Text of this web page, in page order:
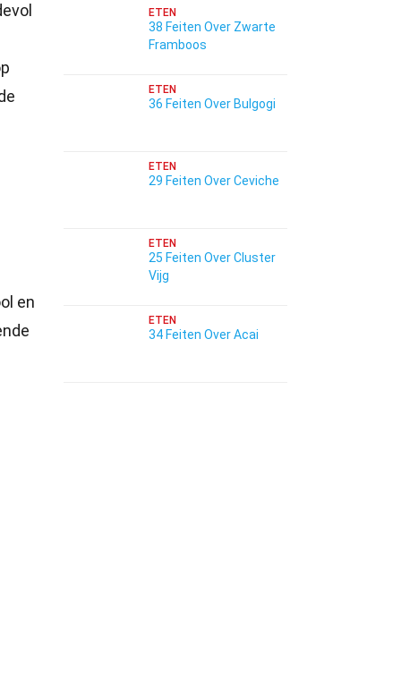
en
ETEN
38 Feiten Over Zwarte
Framboos
ETEN
36 Feiten Over Bulgogi
ETEN
29 Feiten Over Ceviche
ETEN
25 Feiten Over Cluster
Vijg
ETEN
34 Feiten Over Acai